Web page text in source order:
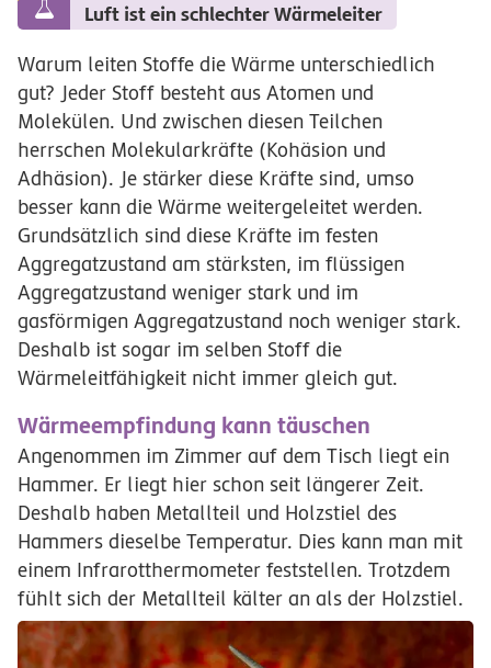
Luft ist ein schlechter Wärmeleiter
Warum leiten Stoffe die Wärme unterschiedlich
gut? Jeder Stoff besteht aus Atomen und
Molekülen. Und zwischen diesen Teilchen
herrschen Molekularkräfte (Kohäsion und
Adhäsion). Je stärker diese Kräfte sind, umso
besser kann die Wärme weitergeleitet werden.
Grundsätzlich sind diese Kräfte im festen
Aggregatzustand am stärksten, im flüssigen
Aggregatzustand weniger stark und im
gasförmigen Aggregatzustand noch weniger stark.
Deshalb ist sogar im selben Stoff die
Wärmeleitfähigkeit nicht immer gleich gut.
Wärmeempfindung kann täuschen
Angenommen im Zimmer auf dem Tisch liegt ein
Hammer. Er liegt hier schon seit längerer Zeit.
Deshalb haben Metallteil und Holzstiel des
Hammers dieselbe Temperatur. Dies kann man mit
einem Infrarotthermometer feststellen. Trotzdem
fühlt sich der Metallteil kälter an als der Holzstiel.